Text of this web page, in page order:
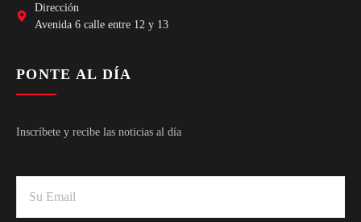
Dirección
Avenida 6 calle entre 12 y 13
PONTE AL DÍA
Inscríbete y recibe las noticias al día